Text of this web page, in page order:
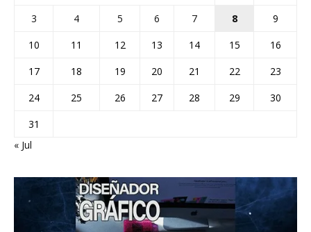
3
4 5 6 7 8
9
10
11 12 13 14 15
16
17
18 19 20 21 22
23
24
25 26 27 28 29
30
31
« Jul